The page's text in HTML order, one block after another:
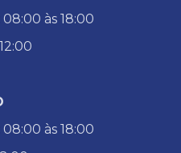
às 18:00
às 18:00